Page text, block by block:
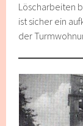
Löscharbeiten
ist sicher ein
der